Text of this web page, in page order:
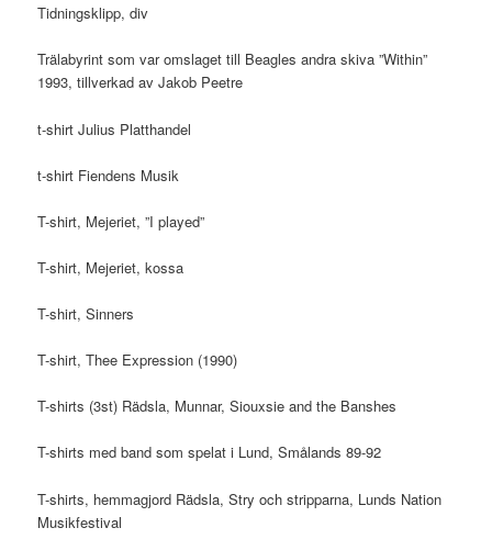
Tidningsklipp, div
Trälabyrint som var omslaget till Beagles andra skiva ”Within”
1993, tillverkad av Jakob Peetre
t-shirt Julius Platthandel
t-shirt Fiendens Musik
T-shirt, Mejeriet, ”I played”
T-shirt, Mejeriet, kossa
T-shirt, Sinners
T-shirt, Thee Expression (1990)
T-shirts (3st) Rädsla, Munnar, Siouxsie and the Banshes
T-shirts med band som spelat i Lund, Smålands 89-92
T-shirts, hemmagjord Rädsla, Stry och stripparna, Lunds Nation
Musikfestival